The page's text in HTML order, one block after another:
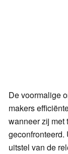
De voormalige
makers
wanneer zij met
geconfronteerd.
uitstel van de